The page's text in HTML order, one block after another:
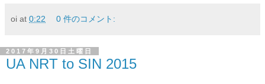
oi at 0:22 0 件のコメント:
2017年9月30日土曜日
UA NRT to SIN 2015